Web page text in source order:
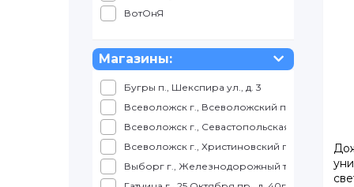
ВотОнЯ
Магазины:
Бугры п., Шекспира ул., д. 3
Всеволожск г., Всеволожский пр., д. 57
Всеволожск г., Севастопольская ул., д. 2, корп.
Всеволожск г., Христиновский пр., д. 26
Выборг г., Железнодорожный т., д. 4, ТРК